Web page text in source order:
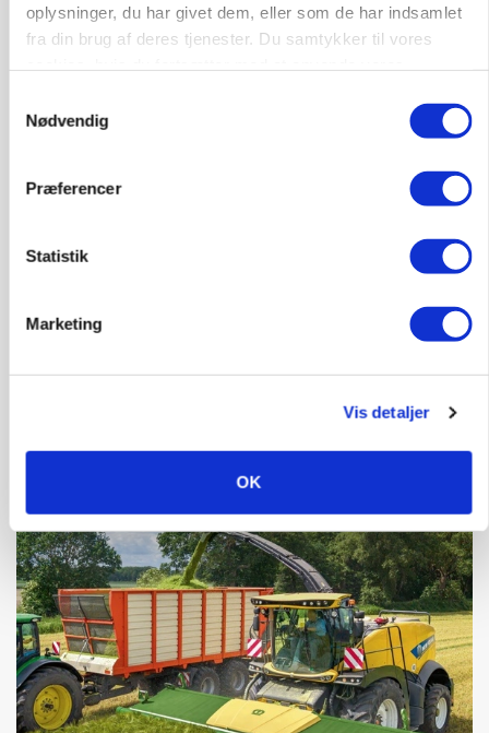
oplysninger, du har givet dem, eller som de har indsamlet
fra din brug af deres tjenester. Du samtykker til vores
Nødvendig
Præferencer
Statistik
Marketing
Vis detaljer
OK
Annonce
Grisenoteringen står stille